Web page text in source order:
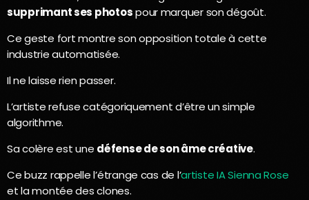
supprimant ses photospour marquer son dégoût.
Ce geste fort montre son opposition totale à cette
industrie automatisée.
Il ne laisse rien passer.
L’artiste refuse catégoriquement d’être un simple
algorithme.
Sa colère est une défense de son âme créative.
Ce buzz rappelle l’étrange cas de l’artiste IA Sienna Rose
et la montée des clones.